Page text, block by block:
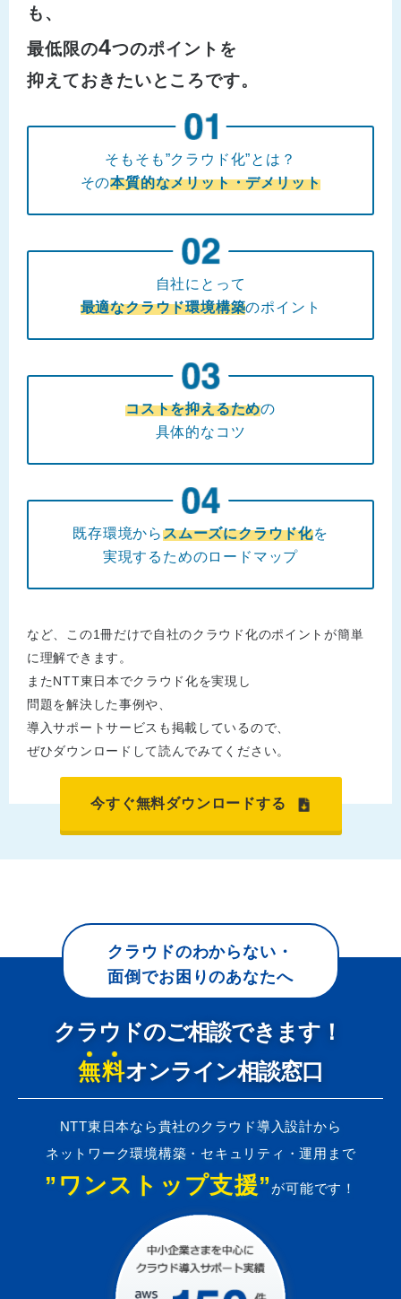
も、
最低限の4つのポイントを
抑えておきたいところです。
そもそも”クラウド化”とは？
その本質的なメリット・デメリット
自社にとって
最適なクラウド環境構築のポイント
コストを抑えるための
具体的なコツ
既存環境からスムーズにクラウド化を
実現するためのロードマップ
など、この1冊だけで自社のクラウド化のポイントが簡単
に理解できます。
またNTT東日本でクラウド化を実現し
問題を解決した事例や、
導入サポートサービスも掲載しているので、
ぜひダウンロードして読んでみてください。
今すぐ無料ダウンロードする
クラウドのわからない・
面倒でお困りのあなたへ
クラウドのご相談できます！
無料オンライン相談窓口
NTT東日本なら貴社のクラウド導入設計から
ネットワーク環境構築・セキュリティ・運用まで
”ワンストップ支援” が可能です！